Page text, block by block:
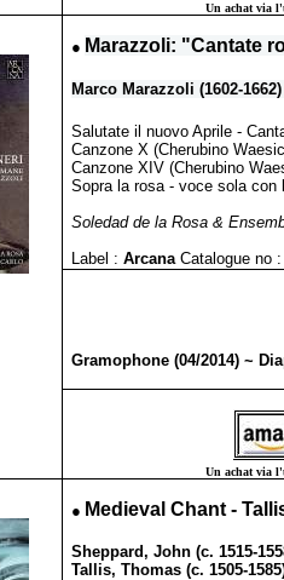
Un achat via
● Marazzoli: "Cantate
Marco Marazzoli (1602-
Salutate il nuovo Aprile -
Canzone X (Cherubino
Canzone XIV (Cherubino
Sopra la rosa - voce sola
Soledad de la Rosa &
Label : ArcanaCatalogue no :
Gramophone (04/2014) ~
Un achat via
● Medieval Chant -
Sheppard, John (c. 1515-
Tallis, Thomas (c. 1505-